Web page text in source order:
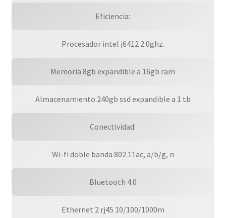
Eficiencia:
Procesador intel j6412 2.0ghz.
Memoria 8gb expandible a 16gb ram
Almacenamiento 240gb ssd expandible a 1 tb
Conectividad:
Wi-fi doble banda 802.11ac, a/b/g, n
Bluetooth 4.0
Ethernet 2 rj45 10/100/1000m